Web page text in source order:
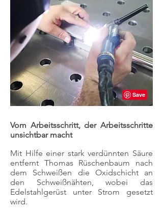
Vom Arbeitsschritt, der Arbeitsschritte
unsichtbar macht
Mit Hilfe einer stark verdünnten Säure
entfernt Thomas Rüschenbaum nach
dem Schweißen die Oxidschicht an
den Schweißnähten, wobei das
Edelstahlgerüst unter Strom gesetzt
wird.